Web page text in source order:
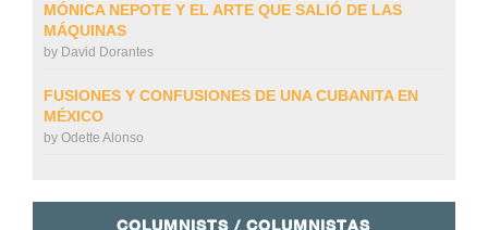
MÓNICA NEPOTE Y EL ARTE QUE SALIÓ DE LAS
MÁQUINAS
by David Dorantes
FUSIONES Y CONFUSIONES DE UNA CUBANITA EN
MÉXICO
by Odette Alonso
COLUMNISTS / COLUMNISTAS